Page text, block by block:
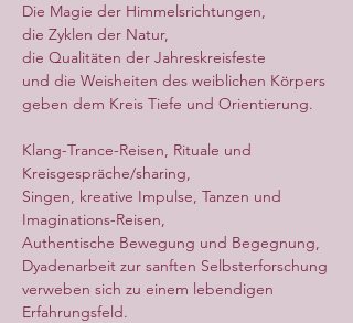
Die Magie der Himmelsrichtungen,
die Zyklen der Natur,
die Qualitäten der Jahreskreisfeste
und die Weisheiten des weiblichen Körpers
geben dem Kreis Tiefe und Orientierung.
Klang-Trance-Reisen, Rituale und
Kreisgespräche/sharing,
Singen, kreative Impulse, Tanzen und
Imaginations-Reisen,
Authentische Bewegung und Begegnung,
Dyadenarbeit zur sanften Selbsterforschung
verweben sich zu einem lebendigen
Erfahrungsfeld.